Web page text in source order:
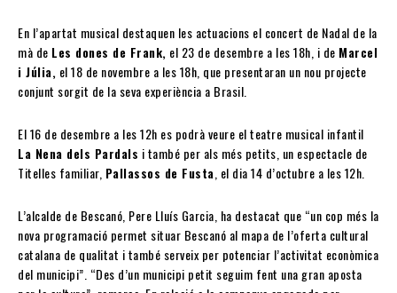
En l’apartat musical destaquen les actuacions el concert de Nadal de la
mà de Les dones de Frank, el 23 de desembre a les 18h, i de Marcel
i Júlia, el 18 de novembre a les 18h, que presentaran un nou projecte
conjunt sorgit de la seva experiència a Brasil.
El 16 de desembre a les 12h es podrà veure el teatre musical infantil
La Nena dels Pardals i també per als més petits, un espectacle de
Titelles familiar, Pallassos de Fusta , el dia 14 d’octubre a les 12h.
L’alcalde de Bescanó, Pere Lluís Garcia, ha destacat que “un cop més la
nova programació permet situar Bescanó al mapa de l’oferta cultural
catalana de qualitat i també serveix per potenciar l’activitat econòmica
del municipi”. “Des d’un municipi petit seguim fent una gran aposta